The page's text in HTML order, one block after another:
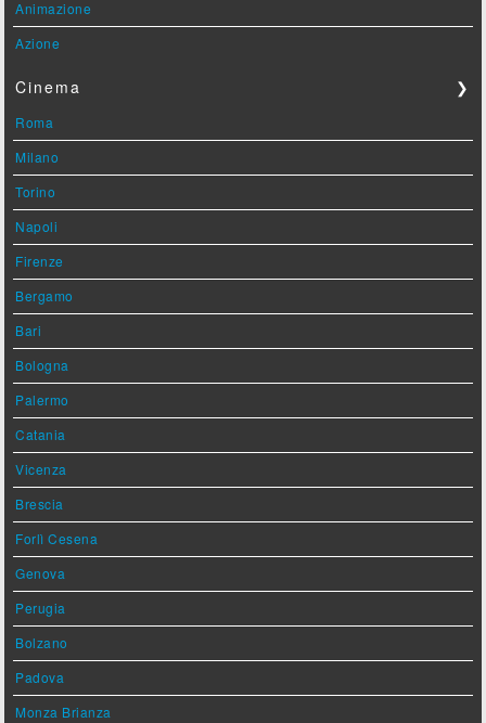
Animazione
Azione
Cinema ❯
Roma
Milano
Torino
Napoli
Firenze
Bergamo
Bari
Bologna
Palermo
Catania
Vicenza
Brescia
Forlì Cesena
Genova
Perugia
Bolzano
Padova
Monza Brianza